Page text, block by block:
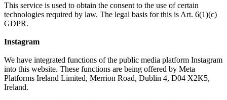
This service is used to obtain the consent to the use of certain
technologies required by law. The legal basis for this is Art. 6(1)(c)
GDPR.
Instagram
We have integrated functions of the public media platform Instagram
into this website. These functions are being offered by Meta
Platforms Ireland Limited, Merrion Road, Dublin 4, D04 X2K5,
Ireland.